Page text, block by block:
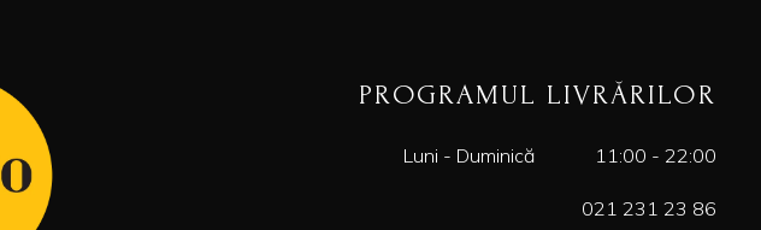
PROGRAMUL LIVRĂRILOR
Luni - Duminică 11:00 - 22:00
021 231 23 86